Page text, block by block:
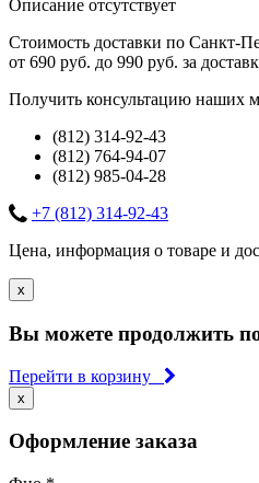
Описание отсутствует
Стоимость доставки по Санкт-
от 690 руб. до 990 руб. за
Получить консультацию наших
(812) 314-92-43
(812) 764-94-07
(812) 985-04-28
+7 (812) 314-92-43
Цена, информация о товаре и
x
Вы можете продолжить
Перейти в корзину
x
Оформление заказа